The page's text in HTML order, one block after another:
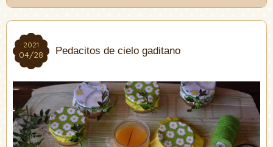
2021
04/28
2021
04/28 Pedacitos de cielo gaditano